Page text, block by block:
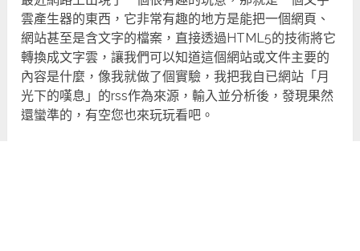
雲產生器的東西，它非常有趣的地方是能把一個網頁、
網站甚至是含文字的檔案，直接透過HTML5的技術將它
轉換成文字雲，讓我們可以知道這個網站或文件主要的
內容是什麼，像我就做了個實驗，我把我自已網站「月
光下的嘆息」的rss作為來源，輸入並分析後，發現果然
還蠻準的，有空您也來玩玩看吧。